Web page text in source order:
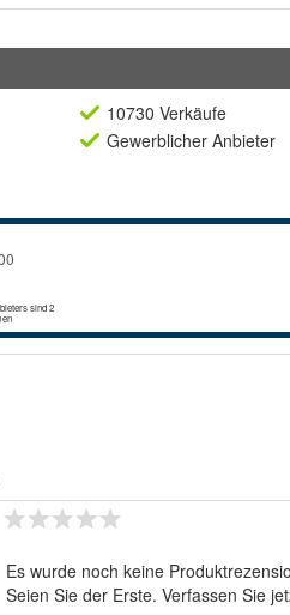
10730 Verkäufe
Gewerblicher Anbieter
Es wurde noch keine
Seien Sie der Erste. Verfassen Sie